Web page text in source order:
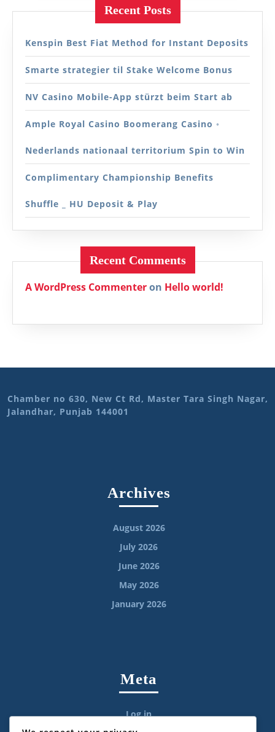
Recent Posts
Kenspin Best Fiat Method for Instant Deposits
Smarte strategier til Stake Welcome Bonus
NV Casino Mobile-App stürzt beim Start ab
Ample Royal Casino Boomerang Casino ◦
Nederlands nationaal territorium Spin to Win
Complimentary Championship Benefits
Shuffle _ HU Deposit & Play
Recent Comments
A WordPress Commenteron Hello world!
Chamber no 630, New Ct Rd, Master Tara Singh Nagar,
Jalandhar, Punjab 144001
Archives
August 2026
July 2026
June 2026
May 2026
January 2026
Meta
Log in